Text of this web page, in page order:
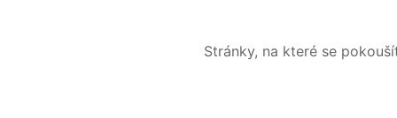
Stránky, na které se